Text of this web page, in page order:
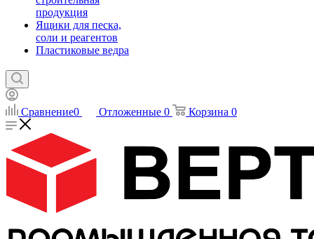
продукция
Ящики для песка,
соли и реагентов
Пластиковые ведра
Сравнение0 Отложенные 0 Корзина 0